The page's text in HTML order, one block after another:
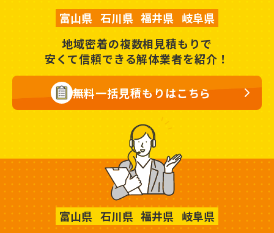
富山県 石川県 福井県 岐阜県
地域密着の複数相見積もりで
安くて信頼できる解体業者を紹介！
無料一括見積もりはこちら
富山県 石川県 福井県 岐阜県